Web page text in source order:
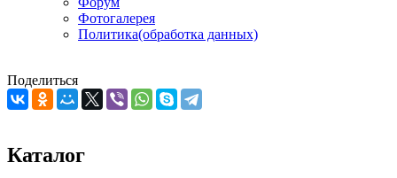
Фотогалерея
Политика(обработка данных)
Поделиться
Каталог